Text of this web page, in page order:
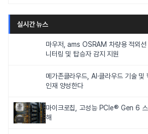
실시간 뉴스
마우저, ams OSRAM 차량용 적외선
니터링 및 탑승자 감지 지원
메가존클라우드, AI·클라우드 기술 및
인재 양성한다
마이크로칩, 고성능 PCIe® Gen 6
해